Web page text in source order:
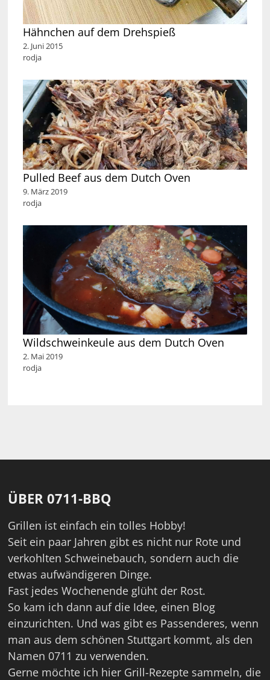
Hähnchen auf dem Drehspieß
2. Juni 2015
rodja
Pulled Beef aus dem Dutch Oven
9. März 2019
rodja
Wildschweinkeule aus dem Dutch Oven
2. Mai 2019
rodja
ÜBER 0711-BBQ
Grillen ist einfach ein tolles Hobby!
Seit ein paar Jahren gibt es nicht nur Rote und
verkohlten Schweinebauch, sondern auch die
etwas aufwändigeren Dinge.
Fast jedes Wochenende glüht der Rost.
So kam ich dann auf die Idee, einen Blog
einzurichten. Und was gibt es Passenderes, wenn
man aus dem schönen Stuttgart kommt, als den
Namen 0711 zu verwenden.
Gerne möchte ich hier Grill-Rezepte sammeln, die